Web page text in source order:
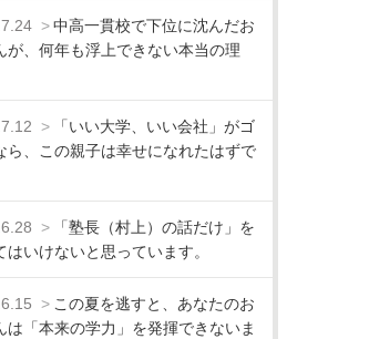
中高一貫校で下位に沈んだお
が、何年も浮上できない本当の理
「いい大学、いい会社」がゴ
ら、この親子は幸せになれたはずで
「塾長（村上）の話だけ」を
はいけないと思っています。
この夏を逃すと、あなたのお
は「本来の学力」を発揮できないま